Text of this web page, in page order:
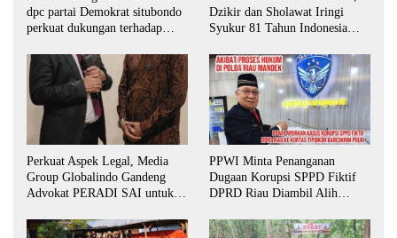
dpc partai Demokrat situbondo
perkuat dukungan terhadap
Dzikir dan Sholawat Iringi
Syukur 81 Tahun Indonesia
Perkuat Aspek Legal, Media
Group Globalindo Gandeng
Advokat PERADI SAI untuk
PPWI Minta Penanganan
Dugaan Korupsi SPPD Fiktif
DPRD Riau Diambil Alih